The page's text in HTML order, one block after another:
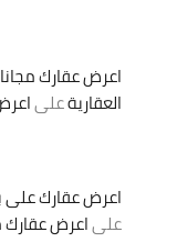
اعرض عقارك
العقاريةعلى
اعرض عقارك على
علىاعرض عقارك